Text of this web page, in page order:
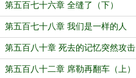
第五百七十六章 全缝了（下）
第五百七十八章 我们是一样的人
（中）
第五百八十章 死去的记忆突然攻击
我（上）
第五百八十二章 席勒再翻车（上）